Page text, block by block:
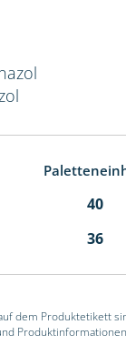
40
36
dem Produktetikett